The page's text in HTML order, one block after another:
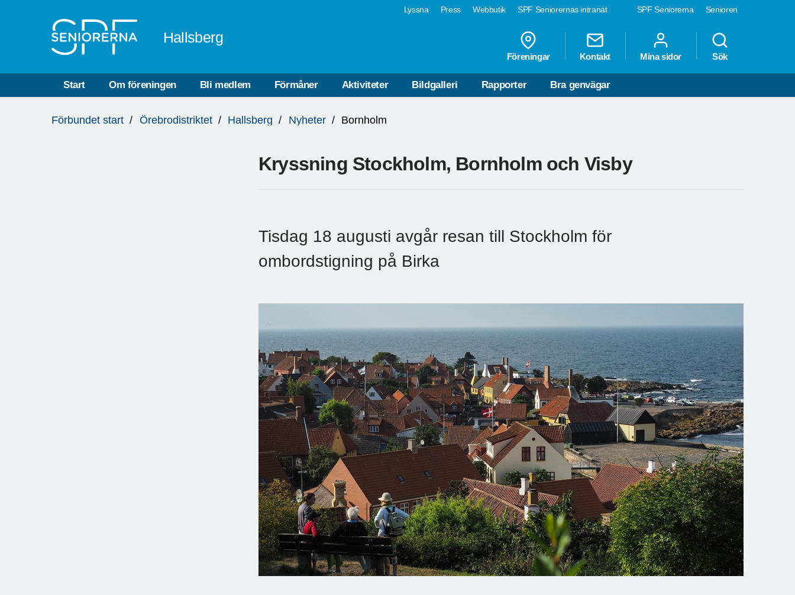
SPF Seniorerna Senioren
Lyssna Press Webbutik SPF Seniorernas intranät
Hallsberg
Föreningar Kontakt Mina sidor Sök
Start Om föreningen Bli medlem Förmåner Aktiviteter Bildgalleri Rapporter Bra genvägar
är
Förbundet start Örebrodistriktet Hallsberg Nyheter Bornholm
Kryssning Stockholm, Bornholm och Visby
Tisdag 18 augusti avgår resan till Stockholm för
ombordstigning på Birka